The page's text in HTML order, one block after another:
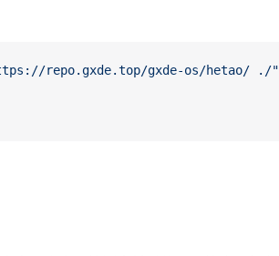
repo.gxde.top/gxde-os/hetao/ ./"